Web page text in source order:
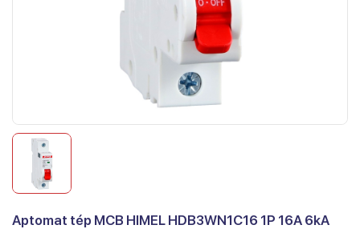
Aptomat tép MCB HIMEL HDB3WN1C16 1P 16A 6kA